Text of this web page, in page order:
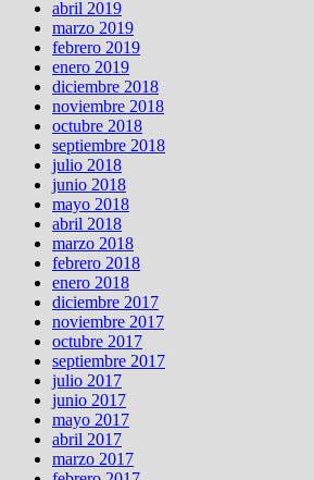
abril 2019
marzo 2019
febrero 2019
enero 2019
diciembre 2018
noviembre 2018
octubre 2018
septiembre 2018
julio 2018
junio 2018
mayo 2018
abril 2018
marzo 2018
febrero 2018
enero 2018
diciembre 2017
noviembre 2017
octubre 2017
septiembre 2017
julio 2017
junio 2017
mayo 2017
abril 2017
marzo 2017